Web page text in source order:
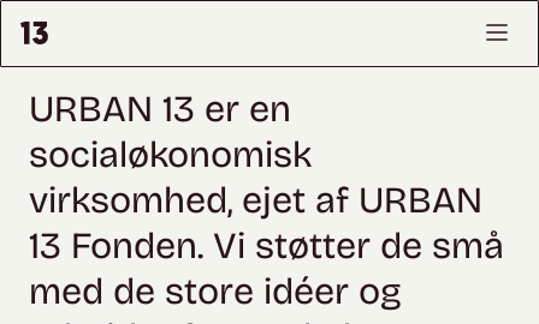
URBAN 13 er en
socialøkonomisk
virksomhed, ejet af URBAN
13 Fonden. Vi støtter de små
med de store idéer og